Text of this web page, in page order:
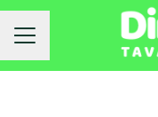
KARJERAS IZVĒLNE